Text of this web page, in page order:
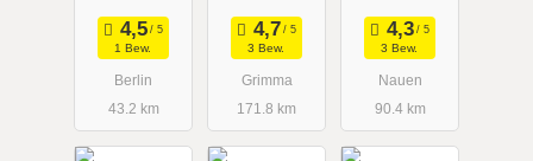
1 Bew.
Berlin
43.2 km
3 Bew.
Grimma
171.8 km
3 Bew.
Nauen
90.4 km